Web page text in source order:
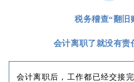
税务稽查“翻旧
会计离职了就没有责
会计离职后，工作都已经交接